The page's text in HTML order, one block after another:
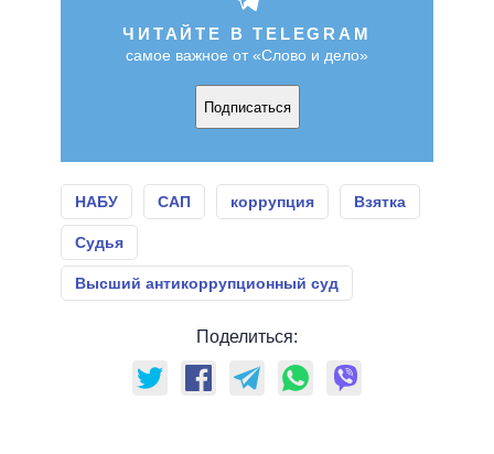
ЧИТАЙТЕ В TELEGRAM
самое важное от «Слово и дело»
Подписаться
НАБУ САП коррупция Взятка
Судья
Высший антикоррупционный суд
Поделиться: